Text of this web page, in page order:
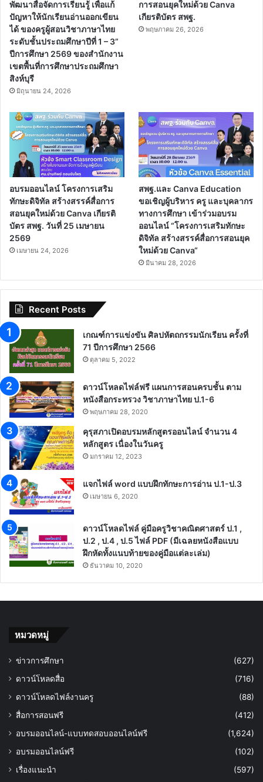
พัฒนาสื่อจัดการเรียนรู้ เพื่อแก้
ปัญหาให้นักเรียนอ่านออกเขียน
ได้ ของครูผู้สอนวิชาภาษาไทย
ระดับชั้นประถมศึกษาปีที่ 1 – 3”
ปีการศึกษา 2569 ของสำนักงาน
เขตพื้นที่การศึกษาประถมศึกษา
สิงห์บุรี
มิถุนายน 24, 2026
การสอนยุคใหม่ด้วย Canva
เกียรติบัตร สพฐ.
พฤษภาคม 26, 2026
อบรมออนไลน์ โครงการเสริม
ทักษะดิจิทัล สร้างสรรค์สื่อการ
สอนยุคใหม่ด้วย Canva เกียรติ
บัตร สพฐ. วันที่ 25 เมษายน
2569
เมษายน 24, 2026
สพฐ.และ Canva Education
ขอเชิญผู้บริหาร ครู และบุคลากร
ทางการศึกษา เข้าร่วมอบรม
ออนไลน์ “โครงการเสริมทักษะ
ดิจิทัล สร้างสรรค์สื่อการสอนยุค
ใหม่ด้วย Canva“
มีนาคม 28, 2026
Recent Posts
เกณฑ์การแข่งขัน ศิลปหัตถกรรมนักเรียน ครั้งที่
71 ปีการศึกษา 2566
ตุลาคม 5, 2022
ดาวน์โหลดไฟล์ฟรี แผนการสอนครบชั้น ตาม
หนังสือกระทรวง วิชาภาษาไทย ป.1-6
พฤษภาคม 28, 2020
คุรุสภาเปิดอบรมหลักสูตรออนไลน์ จำนวน 4
หลักสูตร เนื่องในวันครู
มกราคม 12, 2023
แจกไฟล์ word แบบฝึกทักษะการอ่าน ป.1-ป.3
เมษายน 6, 2020
ดาวน์โหลดไฟล์ คู่มือครูวิชาคณิตศาสตร์ ป.1 ,
ป.2 , ป.4 , ป.5 ไฟล์ PDF (มีเฉลยหนังสือแบบ
ฝึกหัดทั้งแนบท้ายของคู่มือแต่ละเล่ม)
ธันวาคม 10, 2020
หมวดหมู่
ข่าวการศึกษา
(627)
ดาวน์โหลดสื่อ
(716)
ดาวน์โหลดไฟล์งานครู
(88)
สื่อการสอนฟรี
(412)
อบรมออนไลน์-แบบทดสอบออนไลน์ฟรี
(1,624)
อบรมออนไลน์ฟรี
(102)
เรื่องแนะนำ
(597)